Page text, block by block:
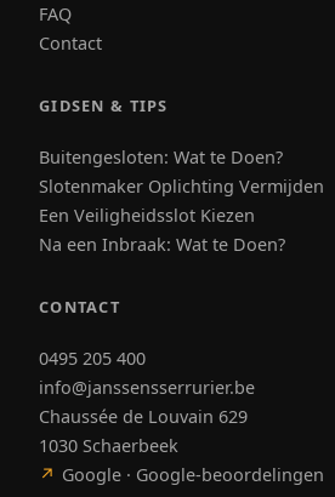
FAQ
Contact
GIDSEN & TIPS
Buitengesloten: Wat te Doen?
Slotenmaker Oplichting Vermijden
Een Veiligheidsslot Kiezen
Na een Inbraak: Wat te Doen?
CONTACT
0495 205 400
info@janssensserrurier.be
Chaussée de Louvain 629
1030 Schaerbeek
↗ Google · Google-beoordelingen